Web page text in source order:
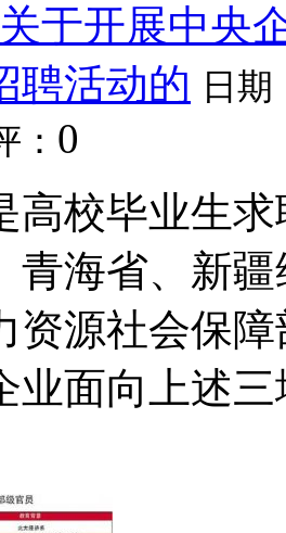
关于开展中央
聘活动的 日期
： 0
高校毕业生
青海省、新
资源社会保
业面向上述